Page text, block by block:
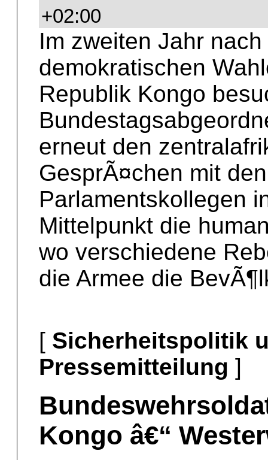
+02:00
Im zweiten Jahr
demokratischen
Republik Kongo
erneut den
GesprÃ¤chen mit
Parlamentskollegen
Mittelpunkt die
wo verschiedene
die Armee die
[ Sicherheitspolitik
Pressemitteilung ]
Kongo â€“